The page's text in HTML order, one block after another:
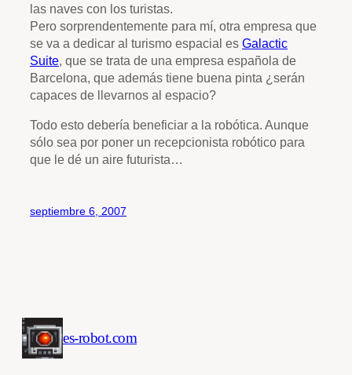
las naves con los turistas.
Pero sorprendentemente para mí, otra empresa que
se va a dedicar al turismo espacial es Galactic
Suite, que se trata de una empresa española de
Barcelona, que además tiene buena pinta ¿serán
capaces de llevarnos al espacio?
Todo esto debería beneficiar a la robótica. Aunque
sólo sea por poner un recepcionista robótico para
que le dé un aire futurista…
septiembre 6, 2007
es-robot.com